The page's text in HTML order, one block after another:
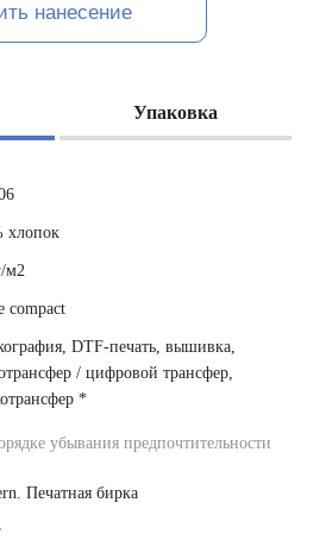
нанесение
Упаковка
хлопок
м2
compact
DTF-печать, вышивка,
/ цифровой трансфер,
*
убывания предпочтительности
Печатная бирка